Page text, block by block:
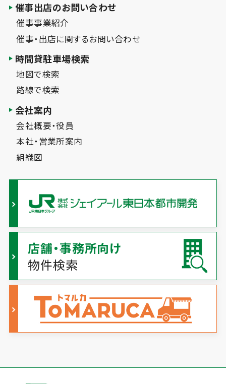
催事出店のお問い合わせ
催事事業紹介
催事・出店に関するお問い合わせ
時間貸駐車場検索
地図で検索
路線で検索
会社案内
会社概要・役員
本社・営業所案内
組織図
店舗・事務所向け
物件検索